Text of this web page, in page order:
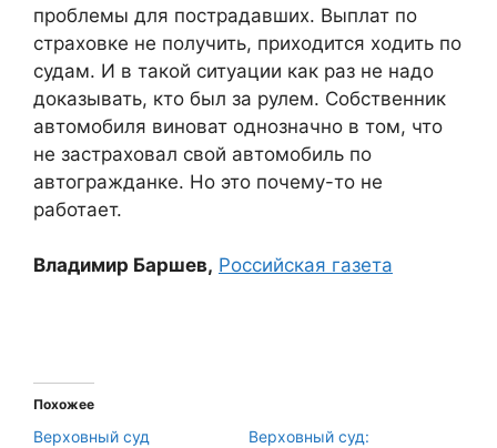
проблемы для пострадавших. Выплат по
страховке не получить, приходится ходить по
судам. И в такой ситуации как раз не надо
доказывать, кто был за рулем. Собственник
автомобиля виноват однозначно в том, что
не застраховал свой автомобиль по
автогражданке. Но это почему-то не
работает.
Владимир Баршев, Российская газета
Похожее
Верховный суд
Верховный суд: